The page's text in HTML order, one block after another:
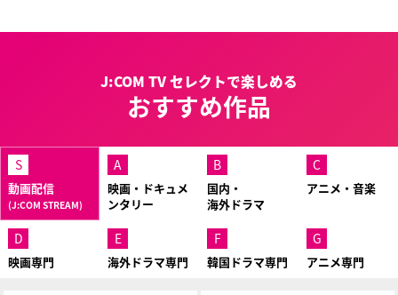
J:COM TV セレクトで楽しめる
おすすめ作品
S
動画配信
(J:COM STREAM)
A
映画・ドキュメ
ンタリー
B
国内・
海外ドラマ
C
アニメ・音楽
D
映画専門
E
海外ドラマ専門
F
韓国ドラマ専門
G
アニメ専門